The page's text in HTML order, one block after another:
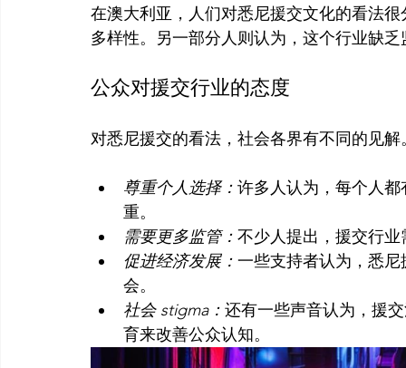
在澳大利亚，人们对悉尼援交文化的看法
公众对援交行业的态度
尊重个人选择： 许多人认为，每个人
重。
需要更多监管： 不少人提出，援交行
促进经济发展： 一些支持者认为，悉
会。
社会 stigma： 还有一些声音认为，援
育来改善公众认知。